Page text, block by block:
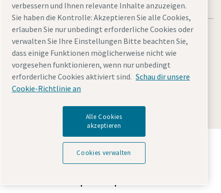
Rechtliche Hinweise und Datenschutzerklärung
Cookies verwalten
© 2026 Atlas Copco
Entdecken Sie, wie die Atlas Copco Group
Technologien ermöglicht, die die Zukunft verändern.
Besuchen Sie die Website der Atlas Copco Group
verbessern und Ihnen relevante Inhalte anzuzeigen.
Sie haben die Kontrolle: Akzeptieren Sie alle Cookies,
erlauben Sie nur unbedingt erforderliche Cookies oder
verwalten Sie Ihre Einstellungen Bitte beachten Sie,
dass einige Funktionen möglicherweise nicht wie
vorgesehen funktionieren, wenn nur unbedingt
erforderliche Cookies aktiviert sind. Schau dir unsere
Cookie-Richtlinie an
Alle Cookies
akzeptieren
Cookies verwalten